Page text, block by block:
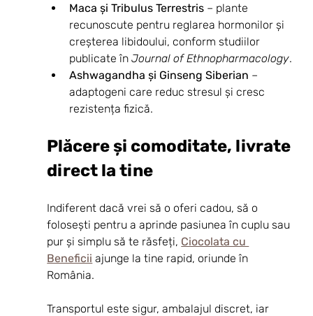
Maca și Tribulus Terrestris – plante
recunoscute pentru reglarea hormonilor și
creșterea libidoului, conform studiilor
publicate în Journal of Ethnopharmacology.
Ashwagandha și Ginseng Siberian –
adaptogeni care reduc stresul și cresc
rezistența fizică.
Plăcere și comoditate, livrate
direct la tine
Indiferent dacă vrei să o oferi cadou, să o
folosești pentru a aprinde pasiunea în cuplu sau
pur și simplu să te răsfeți, Ciocolata cu
Beneficii ajunge la tine rapid, oriunde în
România.
Transportul este sigur, ambalajul discret, iar